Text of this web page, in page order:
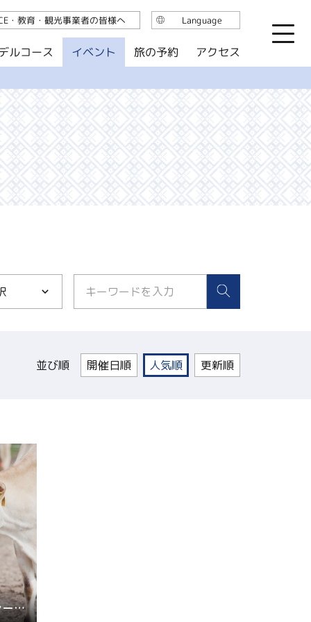
並び順 開催日順 人気順 更新順
青森の里 アメイジングファーム（TZサンプル）
ルコース イベント 旅の予約 アクセス
・教育・観光事業者の皆様へ Language
English
简体中文
한국어